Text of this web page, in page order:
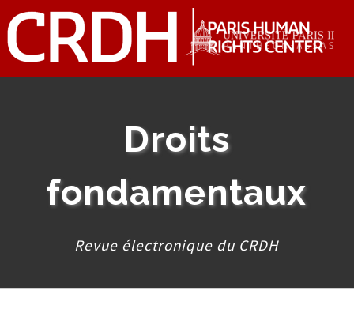
Droits
fondamentaux
Revue électronique du CRDH